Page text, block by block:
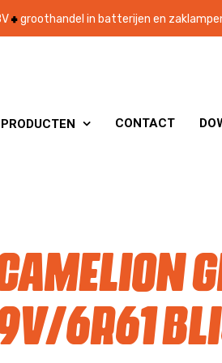
groothandel in batterijen en
PRODUCTEN  CONTACT
6R61